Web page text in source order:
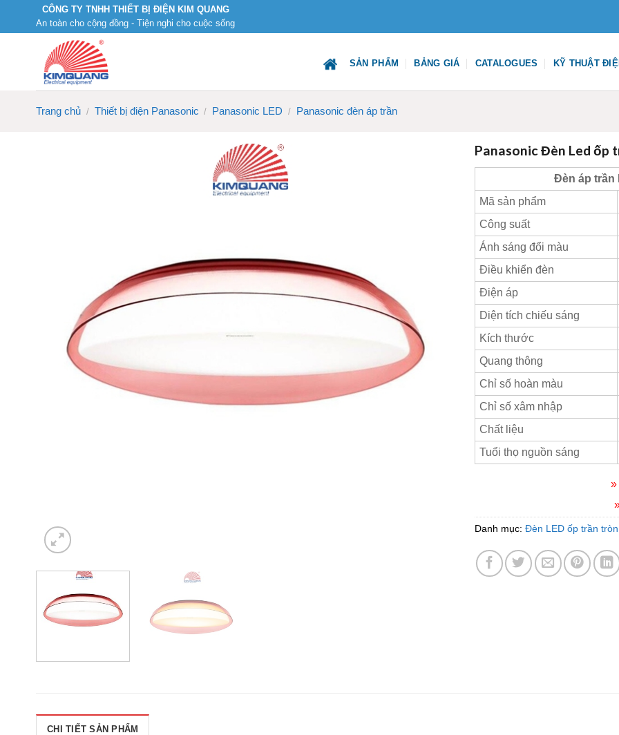
CÔNG TY TNHH THIẾT BỊ ĐIỆN KIM QUANG
An toàn cho cộng đồng - Tiện nghi cho cuộc sống
SẢN PHẨM BẢNG GIÁ CATALOGUES KỸ THUẬT
Trang chủ / Thiết bị điện Panasonic / Panasonic LED / Panasonic đèn áp trần
Panasonic Đèn Led ốp
Đèn áp trần
Mã sản phẩm
Công suất
Ánh sáng đổi màu
Điều khiển đèn
Điện áp
Diện tích chiếu sáng
Kích thước
Quang thông
Chỉ số hoàn màu
Chỉ số xâm nhập
Chất liệu
Tuổi thọ nguồn sáng
»
Danh mục: Đèn LED ốp trần tròn
CHI TIẾT SẢN PHẨM